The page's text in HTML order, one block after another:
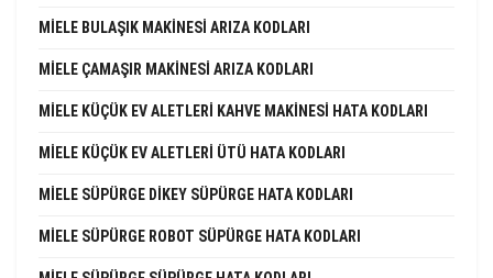
MIELE BULAŞIK MAKINESI ARIZA KODLARI
MIELE ÇAMAŞIR MAKINESI ARIZA KODLARI
MIELE KÜÇÜK EV ALETLERI KAHVE MAKINESI HATA KODLARI
MIELE KÜÇÜK EV ALETLERI ÜTÜ HATA KODLARI
MIELE SÜPÜRGE DIKEY SÜPÜRGE HATA KODLARI
MIELE SÜPÜRGE ROBOT SÜPÜRGE HATA KODLARI